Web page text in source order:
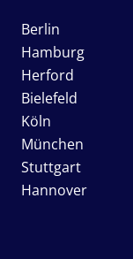
Berlin
Hamburg
Herford
Bielefeld
Köln
München
Stuttgart
Hannover